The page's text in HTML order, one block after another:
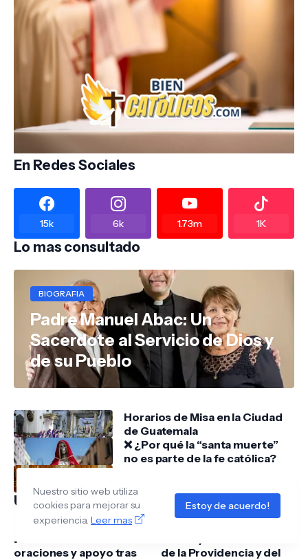
En Redes Sociales
15k 6k 1.73m 1K
Lo mas consultado
BIOGRAFIA
Padre Manuel Abac: Un
Sacerdote al Servicio de Dios y
de su Pueblo
Horarios de Misa en la Ciudad
de Guatemala
❌ ¿Por qué la “santa muerte”
no es parte de la fe católica?
Sacramentado
Ultimos Artículos Publicados
Jesús TV solicita
oraciones y apoyo tras
de la Providencia y del
Nuestro sitio web utiliza
cookies para mejorar su
experiencia. Leer mas
Estoy de acuerdo!